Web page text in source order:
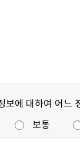
보에 대하여 어느
보통